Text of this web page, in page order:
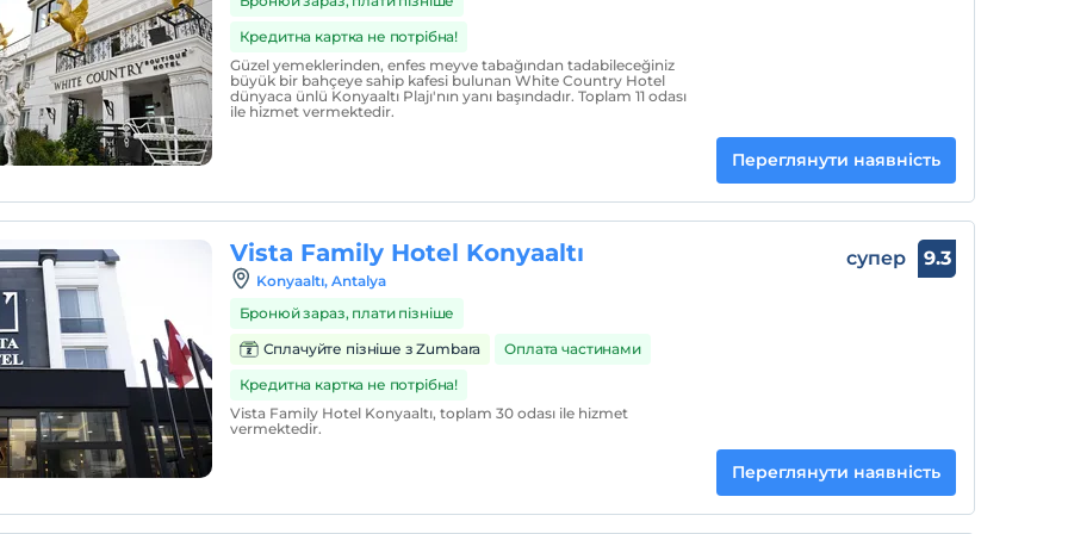
Кредитна картка не потрібна!
Güzel yemeklerinden, enfes meyve tabağından tadabileceğiniz
büyük bir bahçeye sahip kafesi bulunan White Country Hotel
dünyaca ünlü Konyaaltı Plajı'nın yanı başındadır. Toplam 11 odası
ile hizmet vermektedir.
Переглянути наявність
Vista Family Hotel Konyaaltı
Konyaaltı, Antalya
Бронюй зараз, плати пізніше
Сплачуйте пізніше з Zumbara
Оплата частинами
Кредитна картка не потрібна!
Vista Family Hotel Konyaaltı, toplam 30 odası ile hizmet
vermektedir.
супер 9.3
Переглянути наявність